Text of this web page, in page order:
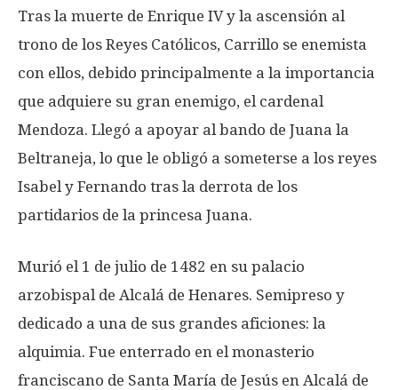
Tras la muerte de Enrique IV y la ascensión al
trono de los Reyes Católicos, Carrillo se enemista
con ellos, debido principalmente a la importancia
que adquiere su gran enemigo, el cardenal
Mendoza. Llegó a apoyar al bando de Juana la
Beltraneja, lo que le obligó a someterse a los reyes
Isabel y Fernando tras la derrota de los
partidarios de la princesa Juana.
Murió el 1 de julio de 1482 en su palacio
arzobispal de Alcalá de Henares. Semipreso y
dedicado a una de sus grandes aficiones: la
alquimia. ​Fue enterrado en el monasterio
franciscano de Santa María de Jesús en Alcalá de